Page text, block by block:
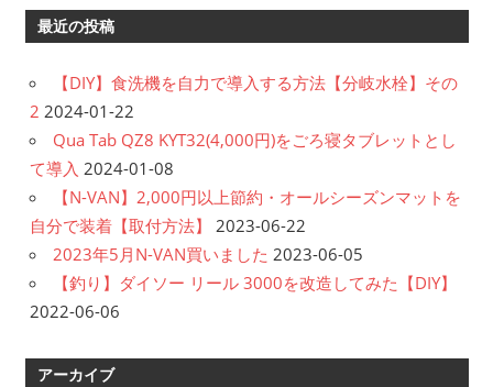
最近の投稿
【DIY】食洗機を自力で導入する方法【分岐水栓】その
2 2024-01-22
Qua Tab QZ8 KYT32(4,000円)をごろ寝タブレットとし
て導入 2024-01-08
【N-VAN】2,000円以上節約・オールシーズンマットを
自分で装着【取付方法】
2023-06-22
2023年5月N-VAN買いました 2023-06-05
【釣り】ダイソー リール 3000を改造してみた【DIY】
2022-06-06
アーカイブ